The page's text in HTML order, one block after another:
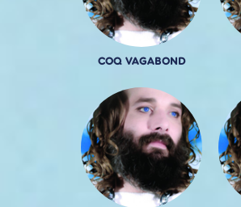
COQ VAGABOND